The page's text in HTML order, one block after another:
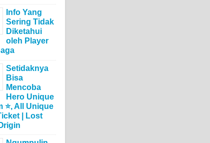
Info Yang
Sering Tidak
Diketahui
oleh Player
Setidaknya
Bisa
Mencoba
Hero Unique
⭐, All Unique
| Lost